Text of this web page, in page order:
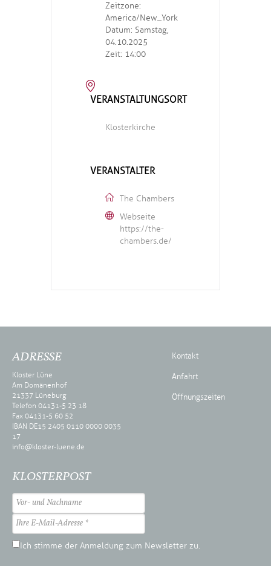
Zeitzone:
America/New_York
Datum: Samstag,
04.10.2025
Zeit: 14:00
VERANSTALTUNGSORT
Klosterkirche
VERANSTALTER
The Chambers
Webseite
https://the-
chambers.de/
ADRESSE
Kloster Lüne
Am Domänenhof
21337 Lüneburg
Telefon 04131-5 23 18
Fax 04131-5 60 52
IBAN DE15 2405 0110 0000 0035
17
info@kloster-luene.de
Kontakt
Anfahrt
Öffnungszeiten
KLOSTERPOST
Ich stimme der Anmeldung zum Newsletter zu.